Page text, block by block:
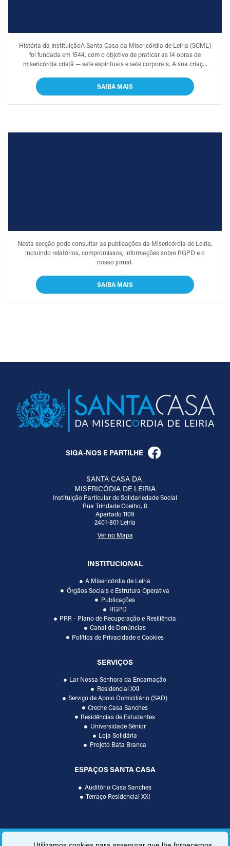
História da InstituiçãoA Santa Casa da Misericórdia de Leiria (SCML)
foi fundada em 1544, com o objetivo de praticar as 14 obras de
misericórdia cristã — sete espirituais e sete corporais. A sua criaç...
SAIBA MAIS
Nesta secção pode consultar as publicações da Misericórdia de Leiria,
incluindo relatórios, compromissos, informações sobre RGPD e o
nosso jornal.
SAIBA MAIS
SIGA-NOS E PARTILHE
SANTA CASA DA
MISERICÓDIA DE LEIRIA
Instituição Particular de Solidariedade Social
Rua Trindade Coelho, 8
Apartado 1109
2401-801 Leiria
Ver no Mapa
INSTITUCIONAL
A Misericórdia de Leiria
Órgãos Sociais e Estrutura Operativa
Publicações
RGPD
PRR - Plano de Recuperação e Resiliência
Canal de Denúncias
Política de Privacidade e Cookies
SERVIÇOS
Lar Nossa Senhora da Encarnação
Residencial XXI
Serviço de Apoio Domiciliário (SAD)
Creche Casa Sanches
Residências de Estudantes
Universidade Sénior
Loja Solidária
Projeto Bata Branca
ESPAÇOS SANTA CASA
Auditório Casa Sanches
Terraço Residencial XXI